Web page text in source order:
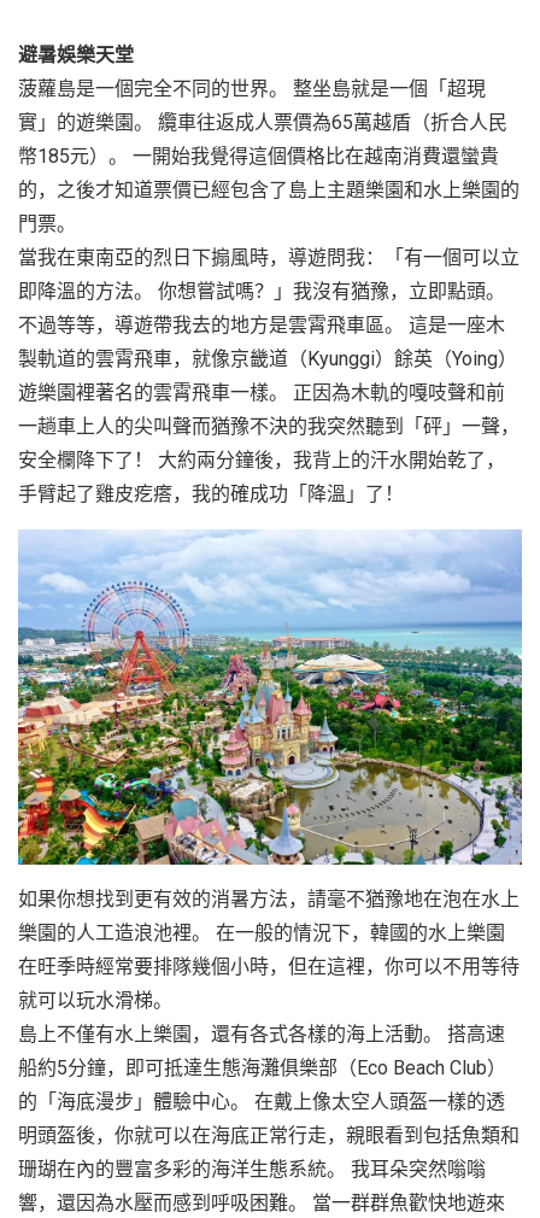
避暑娛樂天堂
菠蘿島是一個完全不同的世界。 整坐島就是一個「超現
實」的遊樂園。 纜車往返成人票價為65萬越盾（折合人民
幣185元）。 一開始我覺得這個價格比在越南消費還蠻貴
的，之後才知道票價已經包含了島上主題樂園和水上樂園的
門票。
當我在東南亞的烈日下搧風時，導遊問我：「有一個可以立
即降溫的方法。 你想嘗試嗎？」我沒有猶豫，立即點頭。
不過等等，導遊帶我去的地方是雲霄飛車區。 這是一座木
製軌道的雲霄飛車，就像京畿道（Kyunggi）餘英（Yoing）
遊樂園裡著名的雲霄飛車一樣。 正因為木軌的嘎吱聲和前
一趟車上人的尖叫聲而猶豫不決的我突然聽到「砰」一聲，
安全欄降下了！ 大約兩分鐘後，我背上的汗水開始乾了，
手臂起了雞皮疙瘩，我的確成功「降溫」了！
如果你想找到更有效的消暑方法，請毫不猶豫地在泡在水上
樂園的人工造浪池裡。 在一般的情況下，韓國的水上樂園
在旺季時經常要排隊幾個小時，但在這裡，你可以不用等待
就可以玩水滑梯。
島上不僅有水上樂園，還有各式各樣的海上活動。 搭高速
船約5分鐘，即可抵達生態海灘俱樂部（Eco Beach Club）
的「海底漫步」體驗中心。 在戴上像太空人頭盔一樣的透
明頭盔後，你就可以在海底正常行走，親眼看到包括魚類和
珊瑚在內的豐富多彩的海洋生態系統。 我耳朵突然嗡嗡
響，還因為水壓而感到呼吸困難。 當一群群魚歡快地遊來